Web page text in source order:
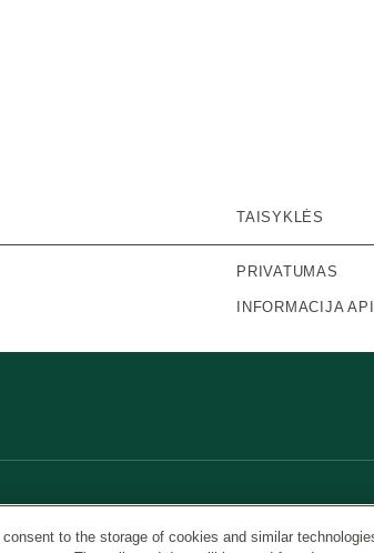
TAISYKLĖS
PRIVATUMAS
INFORMACIJA
to the storage of cookies and similar